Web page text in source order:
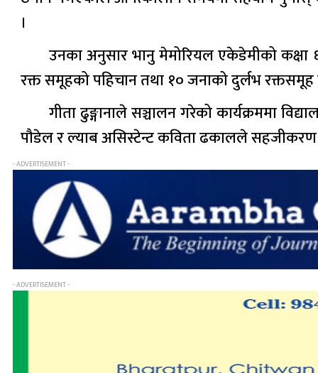
।
उनका अनुसार भानु मेमोरियल एकेडेमीको कक्षा
रक्त समूहको पहिचान तथा १० जनाको दुर्लभ रक्तसमूह
गीता ढुङ्गानाले सञ्चालन गरेको कार्यक्रममा
पौडेल र ल्याब असिस्टेन्ट कविता ढकालले सहजीकरण
- ADVERTISEMENT -
- ADVERTISEMENT -